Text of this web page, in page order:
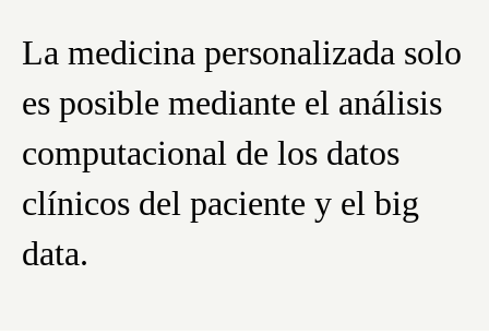
La medicina personalizada solo
es posible mediante el análisis
computacional de los datos
clínicos del paciente y el big
data.